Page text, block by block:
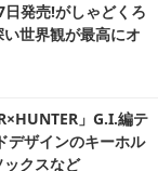
発売!がしゃどくろ
世界観が最高にオ
」G.I.編テ
デザインのキーホル
クスなど